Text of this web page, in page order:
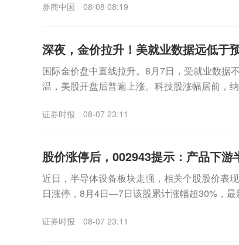
券商中国 08-08 08:19
深夜，金价拉升！美就业数据远低于
国际金价盘中直线拉升。8月7日，受就业数据
温，美股开盘后普遍上涨。科技股涨幅居前，
证券时报 08-07 23:11
股价涨停后，002943提示：产品下
近日，半导体设备板块走强，相关个股股价表
日涨停，8月4日—7日该股累计涨幅超30%，
证券时报 08-07 23:11